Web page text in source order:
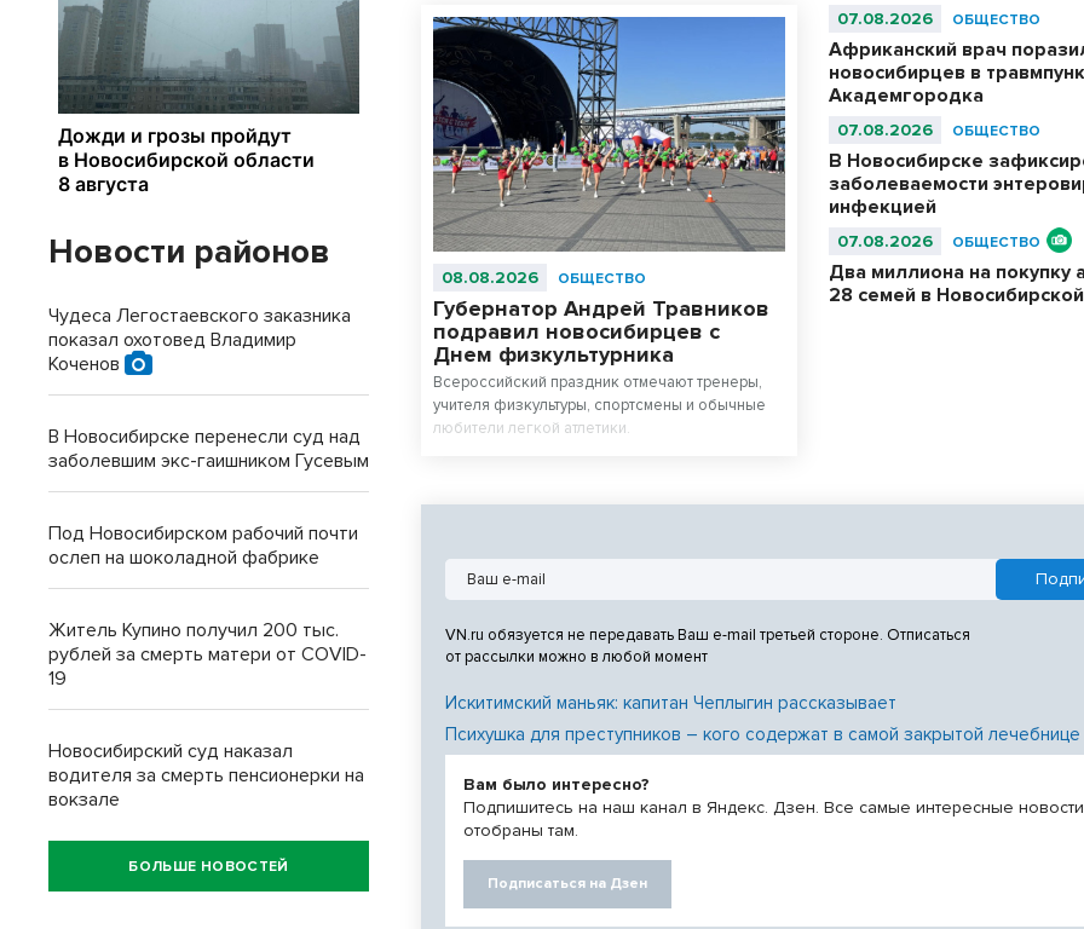
08.08.2026 ОБЩЕСТВО
Губернатор Андрей Травников
подравил новосибирцев с
Днем физкультурника
Всероссийский праздник отмечают тренеры,
учителя физкультуры, спортсмены и обычные
любители легкой атлетики.
07.08.2026 ОБЩЕСТВО
Африканский врач
новосибирцев в
Академгородка
07.08.2026 ОБЩЕСТВО
В Новосибирске
заболеваемости
инфекцией
07.08.2026 ОБЩЕСТВО
Два миллиона на покупку
28 семей в
VN.ru обязуется не передавать Ваш e-mail третьей стороне. Отписаться
от рассылки можно в любой момент
Искитимский маньяк: капитан Чеплыгин рассказывает
Психушка для преступников – кого содержат в самой закрытой
Вам было интересно?
Подпишитесь на наш канал в Яндекс. Дзен. Все самые интересные новости
отобраны там.
Подписаться на Дзен
Новости районов
Чудеса Легостаевского заказника
показал охотовед Владимир
Коченов
В Новосибирске перенесли суд над
заболевшим экс-гаишником Гусевым
Под Новосибирском рабочий почти
ослеп на шоколадной фабрике
Житель Купино получил 200 тыс.
рублей за смерть матери от COVID-
19
Новосибирский суд наказал
водителя за смерть пенсионерки на
вокзале
БОЛЬШЕ НОВОСТЕЙ